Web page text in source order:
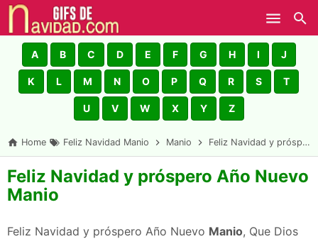
Skip to main content
A B C D E F G H I J
K L M N O P Q R S T
U V W X Y Z
Home Feliz Navidad Manio Manio Feliz Navidad y próspero Año Nuevo Manio
Feliz Navidad y próspero Año Nuevo
Manio
Feliz Navidad y próspero Año Nuevo Manio, Que Dios